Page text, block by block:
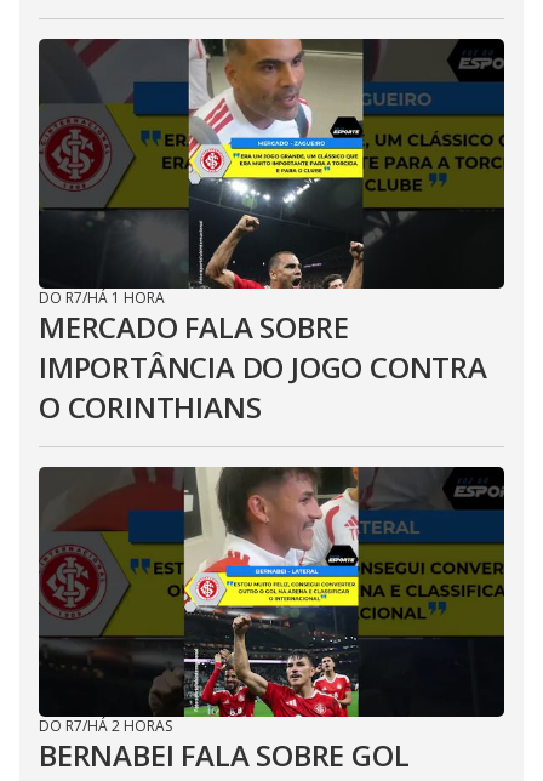
DO R7/HÁ 1 HORA
MERCADO FALA SOBRE
IMPORTÂNCIA DO JOGO CONTRA
O CORINTHIANS
DO R7/HÁ 2 HORAS
BERNABEI FALA SOBRE GOL